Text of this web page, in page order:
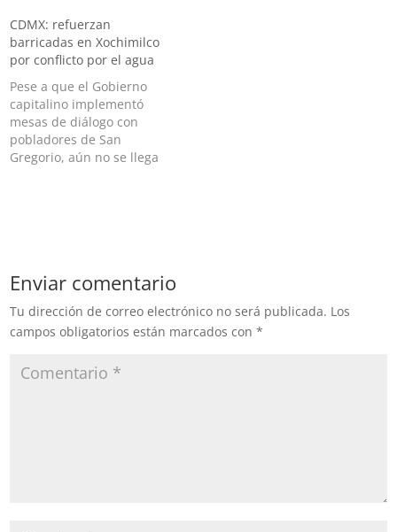
CDMX: refuerzan
barricadas en Xochimilco
por conflicto por el agua
Pese a que el Gobierno
capitalino implementó
mesas de diálogo con
pobladores de San
Gregorio, aún no se llega
que dicen, son para
Enviar comentario
Tu dirección de correo electrónico no será publicada. Los
campos obligatorios están marcados con*